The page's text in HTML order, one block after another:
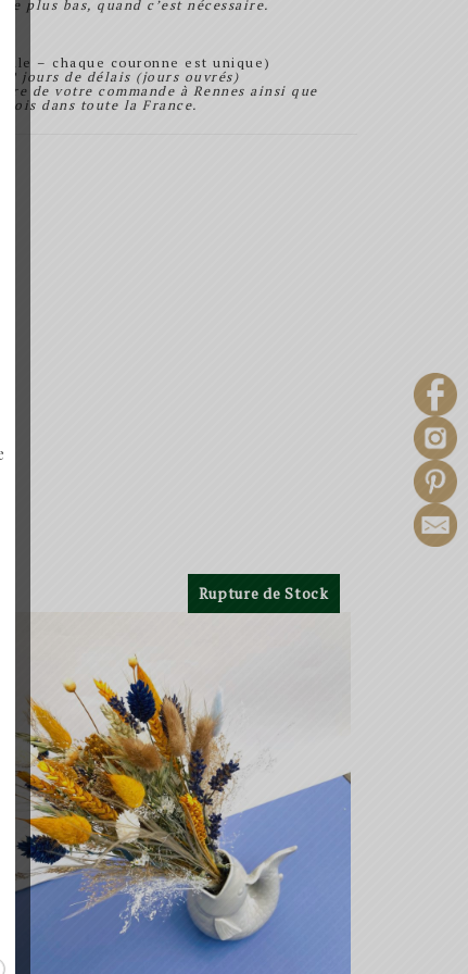
le plus bas, quand c’est nécessaire.
– chaque couronne est unique)
2 jours de délais (jours ouvrés)
de votre commande à Rennes ainsi que
dans toute la France.
Rupture de Stock